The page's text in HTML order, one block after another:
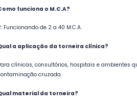
funciona o M.C.A?
Funcionando de 2 a 40 M.C.A.
a aplicação da torneira clínica?
clínicas, consultórios, hospitais e ambientes
cruzada.
material da torneira?